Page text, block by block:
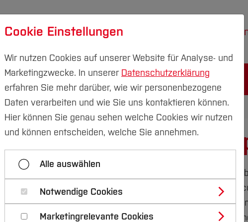
Forschung & Transfer
Research
Hochschule für Gesundheit in Bochum, Germany is led
population health through the management of
opportunities with national and international researchers,
in the management and prevention of musculoskeletal
Cookie Einstellungen
Wir nutzen Cookies auf unserer Website für Analyse- und
Marketingzwecke. In unserer Datenschutzerklärung
erfahren Sie mehr darüber, wie wir personenbezogene
Daten verarbeiten und wie Sie uns kontaktieren können.
Hier können Sie genau sehen welche Cookies wir nutzen
und können entscheiden, welche Sie annehmen.
Alle auswählen
Notwendige Cookies
Marketingrelevante Cookies